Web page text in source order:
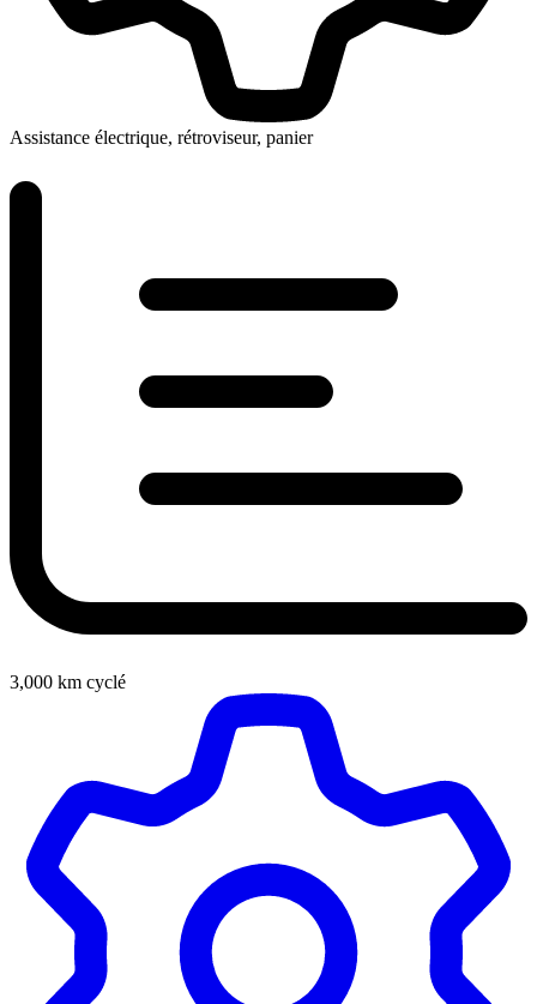
Assistance électrique, rétroviseur, panier
3,000 km cyclé